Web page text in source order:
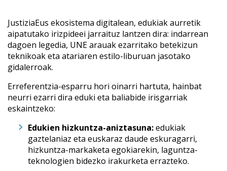
JustiziaEus ekosistema digitalean, edukiak aurretik
aipatutako irizpideei jarraituz lantzen dira: indarrean
dagoen legedia, UNE arauak ezarritako betekizun
teknikoak eta atariaren estilo-liburuan jasotako
gidalerroak.
Erreferentzia-esparru hori oinarri hartuta, hainbat
neurri ezarri dira eduki eta baliabide irisgarriak
eskaintzeko:
Edukien hizkuntza-aniztasuna:edukiak
gaztelaniaz eta euskaraz daude eskuragarri,
hizkuntza-markaketa egokiarekin, laguntza-
teknologien bidezko irakurketa errazteko.